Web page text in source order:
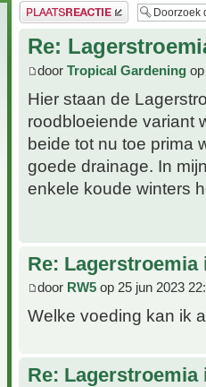
Plaats een reactie
Re:
door Tropical Gardening
Hier staan de
roodbloeiende variant
beide tot nu toe prima
goede drainage. In
enkele koude winters
Re:
door RW5 op 25 jun 2023
Welke voeding kan ik
Re: